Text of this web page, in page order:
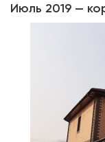
Июль 2019 —